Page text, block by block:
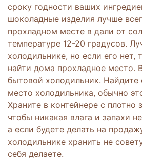
сроку годности ваших
шоколадные изделия лучше
прохладном месте в дали от
температуре 12-20 градусов.
холодильнике, но если его нет,
найти дома прохладное место.
бытовой холодильник. Найдите
место холодильника, обычно
Храните в контейнере с
чтобы никакая влага и запахи
а если будете делать на
холодильнике хранить не
себя делаете.